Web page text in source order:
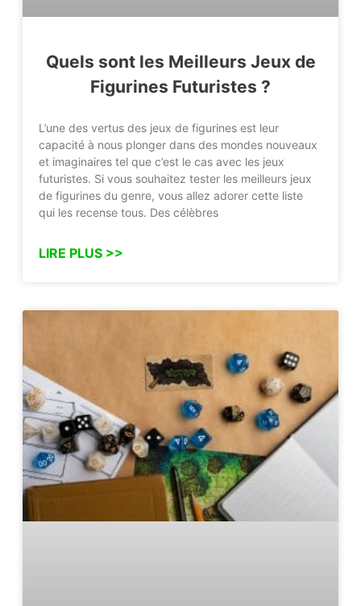
Quels sont les Meilleurs Jeux de
Figurines Futuristes ?
L’une des vertus des jeux de figurines est leur
capacité à nous plonger dans des mondes nouveaux
et imaginaires tel que c’est le cas avec les jeux
futuristes. Si vous souhaitez tester les meilleurs jeux
de figurines du genre, vous allez adorer cette liste
qui les recense tous. Des célèbres
LIRE PLUS >>